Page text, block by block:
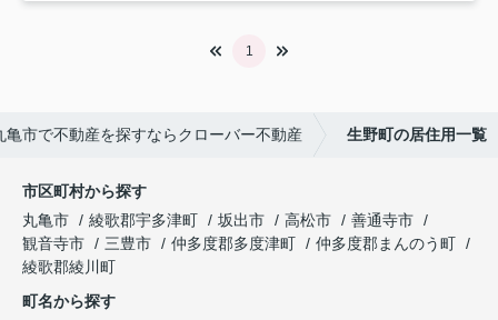
1
亀市で不動産を探すならクローバー不動産 生野町の居住用一覧
市区町村から探す
丸亀市
綾歌郡宇多津町 坂出市 高松市
善通寺市
観音寺市
三豊市 仲多度郡多度津町
仲多度郡まんのう町
綾歌郡綾川町
町名から探す